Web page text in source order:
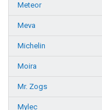
Meteor
Meva
Michelin
Moira
Mr. Zogs
Mylec